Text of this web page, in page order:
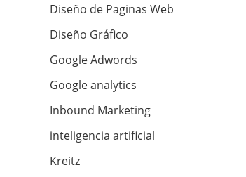
Diseño de Paginas Web
Diseño Gráfico
Google Adwords
Google analytics
Inbound Marketing
inteligencia artificial
Kreitz